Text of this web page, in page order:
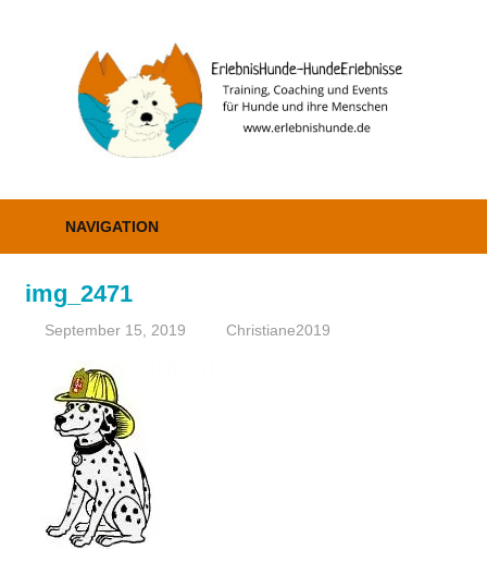
Coaching
NAVIGATION
img_2471
September 15, 2019 Christiane2019